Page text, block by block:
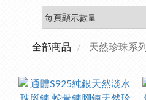
全部商品 天然珍珠系列